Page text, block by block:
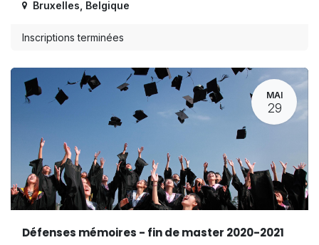
Bruxelles Belgique
Inscriptions terminées
MAI
29
Défenses mémoires - fin de master 2020-2021